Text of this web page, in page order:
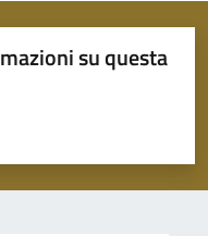
su questa